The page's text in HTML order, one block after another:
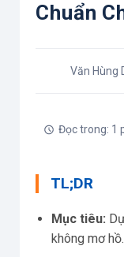
Chuẩn
Văn Hùng
Đọc trong: 1
TL;DR
Mục tiêu:
không mơ hồ.